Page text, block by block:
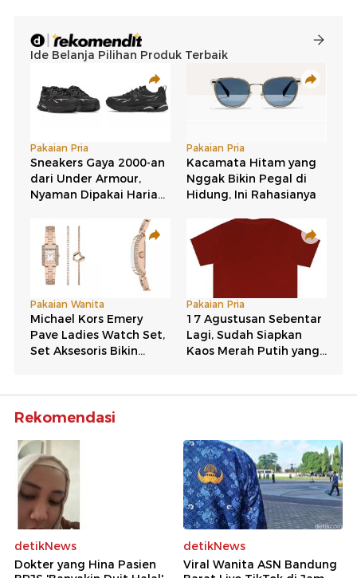
Rekomendasi
detikNews
Dokter yang Hina Pasien
detikNews
Viral Wanita ASN Bandung